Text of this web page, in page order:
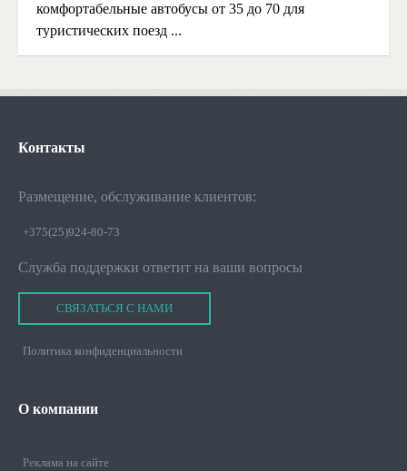
комфортабельные автобусы от 35 до 70 для
туристических поезд ...
Контакты
Размещение, обслуживание клиентов:
+375(25)924-80-73
Служба поддержки ответит на ваши вопросы
СВЯЗАТЬСЯ С НАМИ
Политика конфиденциальности
О компании
Реклама на сайте